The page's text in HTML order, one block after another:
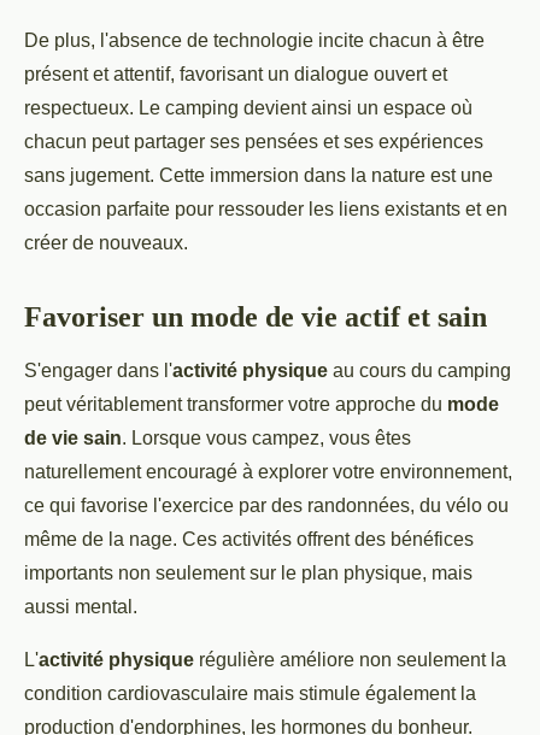
De plus, l'absence de technologie incite chacun à être
présent et attentif, favorisant un dialogue ouvert et
respectueux. Le camping devient ainsi un espace où
chacun peut partager ses pensées et ses expériences
sans jugement. Cette immersion dans la nature est une
occasion parfaite pour ressouder les liens existants et en
créer de nouveaux.
Favoriser un mode de vie actif et sain
S'engager dans l'activité physique au cours du camping
peut véritablement transformer votre approche du mode
de vie sain. Lorsque vous campez, vous êtes
naturellement encouragé à explorer votre environnement,
ce qui favorise l'exercice par des randonnées, du vélo ou
même de la nage. Ces activités offrent des bénéfices
importants non seulement sur le plan physique, mais
aussi mental.
L'activité physique régulière améliore non seulement la
condition cardiovasculaire mais stimule également la
production d'endorphines, les hormones du bonheur.